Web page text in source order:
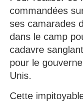
commandées
ses camarades
dans le camp
cadavre
pour le
Unis.
Cette